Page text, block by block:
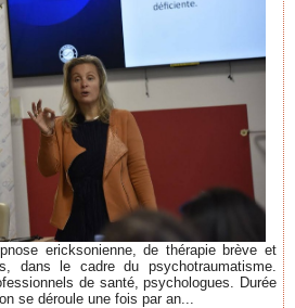
ericksonienne, de thérapie brève et
dans le cadre du psychotraumatisme.
de santé, psychologues. Durée
se déroule une fois par an...